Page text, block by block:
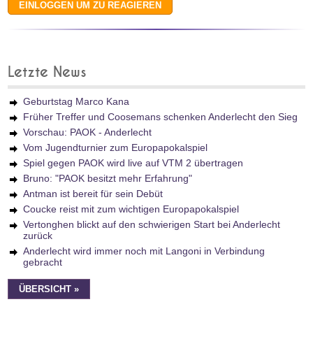
Letzte News
Geburtstag Marco Kana
Früher Treffer und Coosemans schenken Anderlecht den Sieg
Vorschau: PAOK - Anderlecht
Vom Jugendturnier zum Europapokalspiel
Spiel gegen PAOK wird live auf VTM 2 übertragen
Bruno: "PAOK besitzt mehr Erfahrung"
Antman ist bereit für sein Debüt
Coucke reist mit zum wichtigen Europapokalspiel
Vertonghen blickt auf den schwierigen Start bei Anderlecht
zurück
Anderlecht wird immer noch mit Langoni in Verbindung
gebracht
ÜBERSICHT »